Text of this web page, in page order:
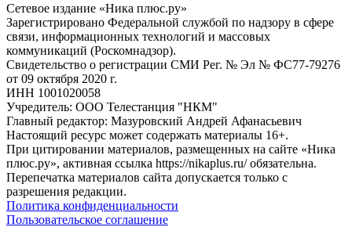
Сетевое издание «Ника плюс.ру»
Зарегистрировано Федеральной службой по надзору в сфере
связи, информационных технологий и массовых
коммуникаций (Роскомнадзор).
Свидетельство о регистрации СМИ Рег. № Эл № ФС77-79276
от 09 октября 2020 г.
ИНН 1001020058
Учредитель: ООО Телестанция "НКМ"
Главный редактор: Мазуровский Андрей Афанасьевич
Настоящий ресурс может содержать материалы 16+.
При цитировании материалов, размещенных на сайте «Ника
плюс.ру», активная ссылка https://nikaplus.ru/ обязательна.
Перепечатка материалов сайта допускается только с
разрешения редакции.
Политика конфиденциальности
Пользовательское соглашение